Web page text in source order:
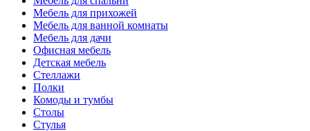
Мебель для прихожей
Мебель для ванной комнаты
Мебель для дачи
Офисная мебель
Детская мебель
Стеллажи
Полки
Комоды и тумбы
Столы
Стулья